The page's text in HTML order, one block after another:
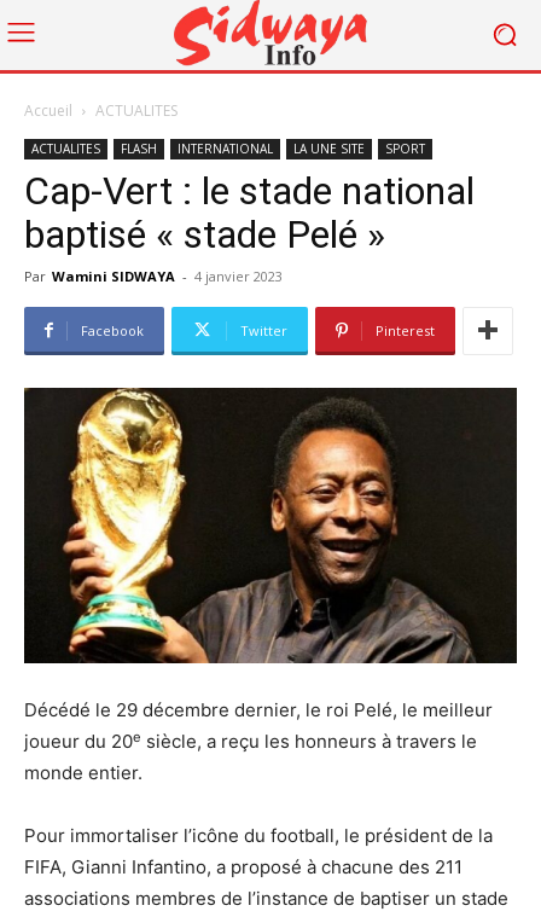
Accueil ACTUALITES
ACTUALITES FLASH INTERNATIONAL LA UNE SITE SPORT
Cap-Vert : le stade national
baptisé « stade Pelé »
Par Wamini SIDWAYA - 4 janvier 2023
Facebook Twitter Pinterest
Décédé le 29 décembre dernier, le roi Pelé, le meilleur
joueur du 20e siècle, a reçu les honneurs à travers le
monde entier.
Pour immortaliser l’icône du football, le président de la
FIFA, Gianni Infantino, a proposé à chacune des 211
associations membres de l’instance de baptiser un stade